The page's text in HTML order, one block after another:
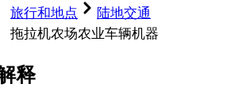
旅行和地点
陆地交通
拖拉机农场农业车辆机器
释